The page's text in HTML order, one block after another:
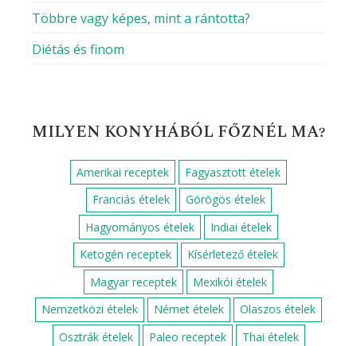
Többre vagy képes, mint a rántotta?
Diétás és finom
MILYEN KONYHÁBÓL FŐZNÉL MA?
Amerikai receptek
Fagyasztott ételek
Franciás ételek
Görögös ételek
Hagyományos ételek
Indiai ételek
Ketogén receptek
Kísérletező ételek
Magyar receptek
Mexikói ételek
Nemzetközi ételek
Német ételek
Olaszos ételek
Osztrák ételek
Paleo receptek
Thai ételek